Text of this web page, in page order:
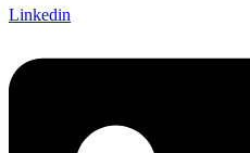
Linkedin